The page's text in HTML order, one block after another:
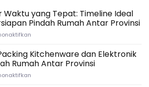
Waktu yang Tepat: Timeline Ideal
Pindah Rumah Antar Provinsi
Waktu
yang
Tepat:
Kitchenware dan Elektronik
Rumah Antar Provinsi